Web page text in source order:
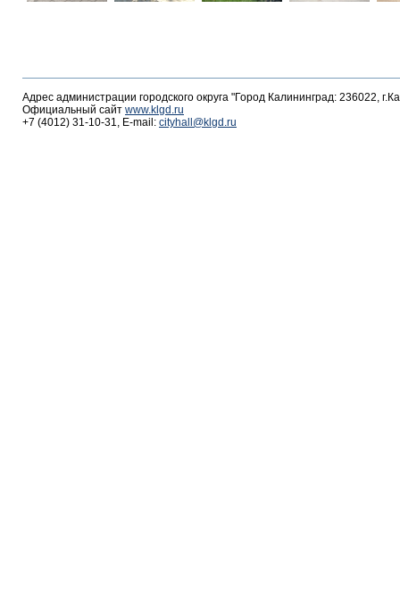
Адрес администрации городского округа "Город Калининград: 236022,
Официальный сайт www.klgd.ru
+7 (4012) 31-10-31, E-mail: cityhall@klgd.ru